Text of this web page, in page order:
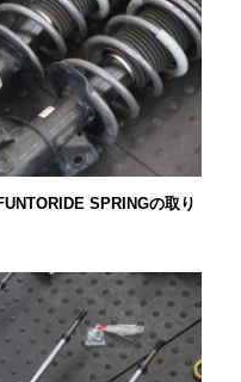
SPRINGの取り